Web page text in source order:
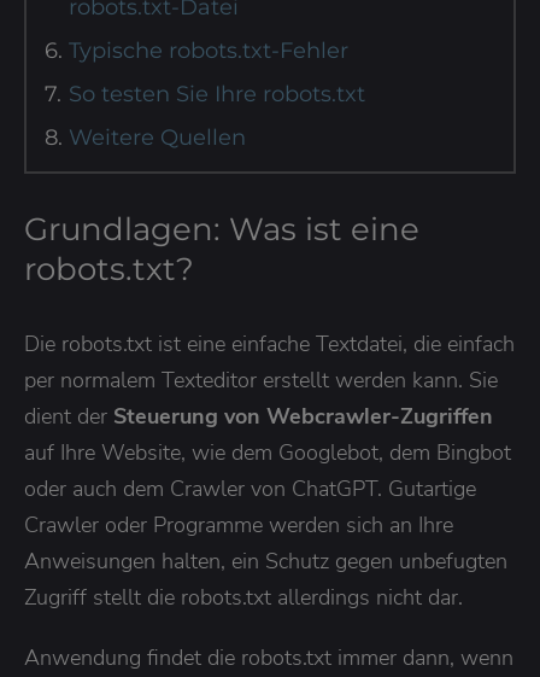
robots.txt-Datei
Typische robots.txt-Fehler
So testen Sie Ihre robots.txt
Weitere Quellen
Grundlagen: Was ist eine
robots.txt?
Die robots.txt ist eine einfache Textdatei, die einfach
per normalem Texteditor erstellt werden kann. Sie
dient der Steuerung von Webcrawler-Zugriffen
auf Ihre Website, wie dem Googlebot, dem Bingbot
oder auch dem Crawler von ChatGPT. Gutartige
Crawler oder Programme werden sich an Ihre
Anweisungen halten, ein Schutz gegen unbefugten
Zugriff stellt die robots.txt allerdings nicht dar.
Anwendung findet die robots.txt immer dann, wenn